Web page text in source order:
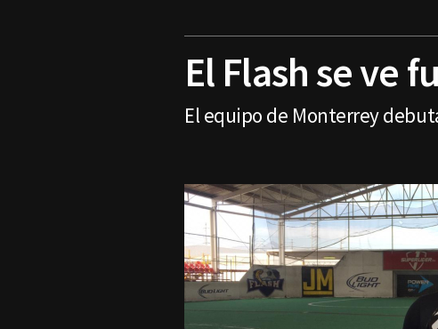
El Flash se ve
El equipo de Monterrey